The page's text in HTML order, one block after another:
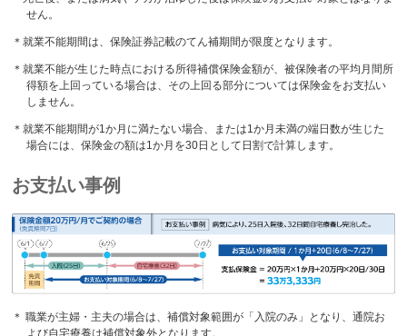
せん。
＊就業不能期間は、保険証券記載のてん補期間が限度となります。
＊就業不能が生じた時点における所得補償保険金額が、被保険者の平均月間所
得額を上回っている場合は、その上回る部分については保険金をお支払い
しません。
＊就業不能期間が1か月に満たない場合、または1か月未満の端日数が生じた
場合には、保険金の額は1か月を30日として日割で計算します。
お支払い事例
＊ 職業が主婦・主夫の場合は、補償対象範囲が「入院のみ」となり、通院お